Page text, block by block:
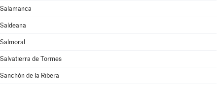
Salamanca
Saldeana
Salmoral
Salvatierra de Tormes
Sanchón de la Ribera